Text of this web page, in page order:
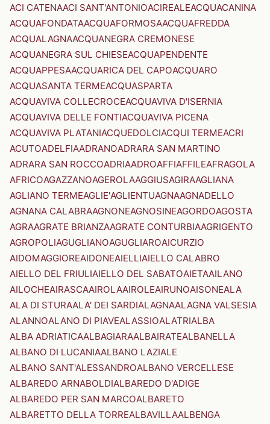
ACI CATENAACI SANT'ANTONIOACIREALEACQUACANINA
ACQUAFONDATAACQUAFORMOSAACQUAFREDDA
ACQUALAGNAACQUANEGRA CREMONESE
ACQUANEGRA SUL CHIESEACQUAPENDENTE
ACQUAPPESAACQUARICA DEL CAPOACQUARO
ACQUASANTA TERMEACQUASPARTA
ACQUAVIVA COLLECROCEACQUAVIVA D'ISERNIA
ACQUAVIVA DELLE FONTIACQUAVIVA PICENA
ACQUAVIVA PLATANIACQUEDOLCIACQUI TERMEACRI
ACUTOADELFIAADRANOADRARA SAN MARTINO
ADRARA SAN ROCCOADRIAADROAFFIAFFILEAFRAGOLA
AFRICOAGAZZANOAGEROLAAGGIUSAGIRAAGLIANA
AGLIANO TERMEAGLIE'AGLIENTUAGNAAGNADELLO
AGNANA CALABRAAGNONEAGNOSINEAGORDOAGOSTA
AGRAAGRATE BRIANZAAGRATE CONTURBIAAGRIGENTO
AGROPOLIAGUGLIANOAGUGLIAROAICURZIO
AIDOMAGGIOREAIDONEAIELLIAIELLO CALABRO
AIELLO DEL FRIULIAIELLO DEL SABATOAIETAAILANO
AILOCHEAIRASCAAIROLAAIROLEAIRUNOAISONEALA
ALA DI STURAALA' DEI SARDIALAGNAALAGNA VALSESIA
ALANNOALANO DI PIAVEALASSIOALATRIALBA
ALBA ADRIATICAALBAGIARAALBAIRATEALBANELLA
ALBANO DI LUCANIAALBANO LAZIALE
ALBANO SANT'ALESSANDROALBANO VERCELLESE
ALBAREDO ARNABOLDIALBAREDO D'ADIGE
ALBAREDO PER SAN MARCOALBARETO
ALBARETTO DELLA TORREALBAVILLAALBENGA